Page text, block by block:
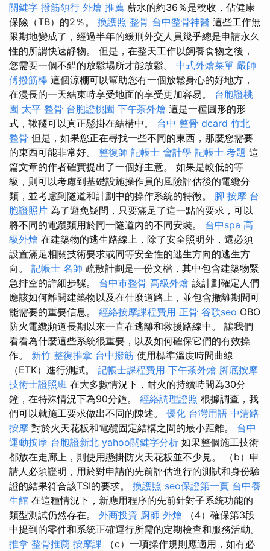
關鍵字 撥筋領行 外燴 推薦 薪水的約36％是稅收，佔健康
保險（TB）的2％。 換護照 整骨 台中整骨神醫 這些工作無
限期地變成了，經過半年的緩刑外交人員幾乎總是申請永久
性的所謂快速靜物。 但是，在整天工作以飼養食物之後，
您需要一個不錯的放鬆場所才能放鬆。 中式外燴菜單 嚴師
傅撥筋棒 這個涼棚可以幫助您有一個放鬆身心的好地方，
在漫長的一天結束時享受地面的享受更加容易。 台胞證桃
園 太平 整骨 台胞證桃園 下午茶外燴 這是一種圓形的形
式，鞦韆可以真正懸掛在結構中。 台中 整骨 dcard 竹北
整骨 但是，如果您正在尋找一些不同的東西，那麼您需要
的東西可能非常好。 整復師 記帳士 會計學 記帳士 考題 這
篇文章的作者確實提出了一個好主意。 如果是較低的等
級，則可以考慮到基礎設施操作員的風險評估後的電纜分
類，並考慮到隧道和計劃中的操作系統的特徵。 腳 按摩 台
胞證照片 為了避免疑問，只要滿足了這一點的要求，可以
將不同的電纜類用於同一隧道內的不同安裝。 台中spa 高
級外燴 在建築物的逃生路線上，除了安全照明外，還必須
設置滿足相關技術要求或同等安全性的逃生方向的逃生方
向。 記帳士 名師 疏散計劃是一份文檔，其中包含建築物緊
急排空的詳細步驟。 台中市整骨 高級外燴 該計劃確定人們
應該如何離開建築物以及在什麼道路上，並包含撤離期間可
能需要的重要信息。 經絡按摩課程費用 正骨 谷歌seo OBO
防火電纜頻道長期以來一直在逃離和救援路線中。 讓我們
看看為什麼這些系統很重要，以及如何確保它們的有效操
作。 新竹 整復推拿 台中撥筋 使用標準溫度時間曲線
（ETK）進行測試。 記帳士課程費用 下午茶外燴 腳底按摩
技術士證照班 在大多數情況下，耐火的持續時間為30分
鐘，在特殊情況下為90分鐘。 經絡調理證照 根據調查，我
們可以就施工要求做出不同的陳述。 優化 台灣用語 中清路
按摩 對於火天花板和電纜固定結構之間的最小距離。 台中
運動按摩 台胞證新北 yahoo關鍵字分析 如果整個施工技術
都放在走廊上，則使用懸掛防火天花板並不少見。 （b）申
請人必須證明，用於對申請的先前評估進行的測試和身份驗
證的結果符合該TSI的要求。 換護照 seo保證第一頁 台中養
生館 在這種情況下，新應用程序的先前針對子系統功能的
類型測試仍然存在。 外商投資 廚師 外燴 （4）確保第3段
中提到的零件和系統正確運行所需的定期檢查和服務活動。
推拿 整骨推薦 按摩課 （c）一項操作規則應適用，如有必